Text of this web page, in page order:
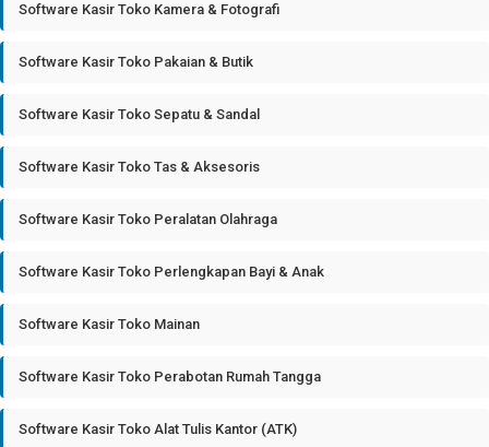
Software Kasir Toko Kamera & Fotografi
Software Kasir Toko Pakaian & Butik
Software Kasir Toko Sepatu & Sandal
Software Kasir Toko Tas & Aksesoris
Software Kasir Toko Peralatan Olahraga
Software Kasir Toko Perlengkapan Bayi & Anak
Software Kasir Toko Mainan
Software Kasir Toko Perabotan Rumah Tangga
Software Kasir Toko Alat Tulis Kantor (ATK)